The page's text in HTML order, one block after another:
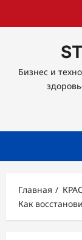
Бизнес и
Главная
Как